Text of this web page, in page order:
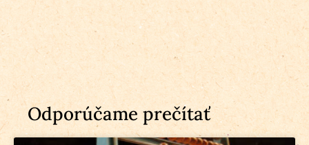
Odporúčame prečítať